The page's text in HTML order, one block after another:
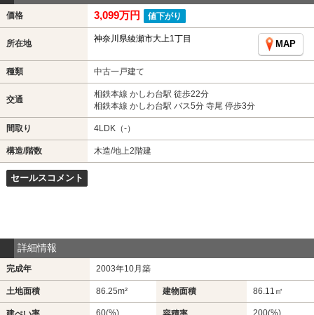
価格 3,099万円 値下がり
所在地 神奈川県綾瀬市大上1丁目
MAP
種類 中古一戸建て
交通
相鉄本線 かしわ台駅 徒歩22分
相鉄本線 かしわ台駅 バス5分 寺尾 停歩3分
間取り 4LDK（-）
構造/階数 木造/地上2階建
セールスコメント
詳細情報
完成年 2003年10月築
土地面積 86.25m² 建物面積 86.11㎡
60(%) 200(%)